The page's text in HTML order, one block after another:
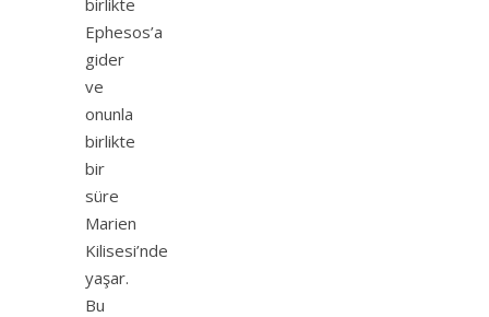
Ephesos’a
gider
ve
onunla
birlikte
bir
süre
Marien
Kilisesi’nde
yaşar.
Bu